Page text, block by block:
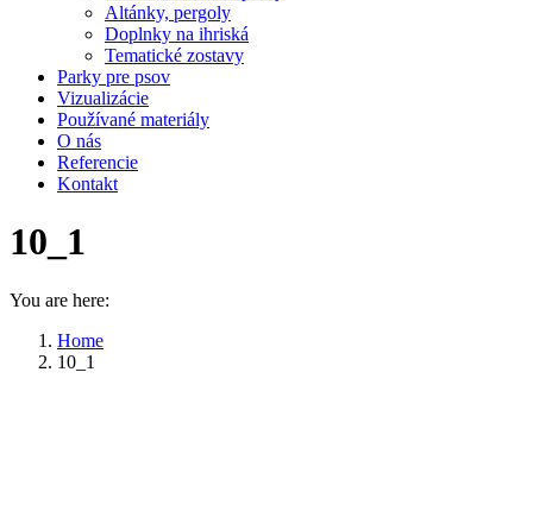
Altánky, pergoly
Doplnky na ihriská
Tematické zostavy
Parky pre psov
Vizualizácie
Používané materiály
O nás
Referencie
Kontakt
10_1
You are here:
Home
10_1